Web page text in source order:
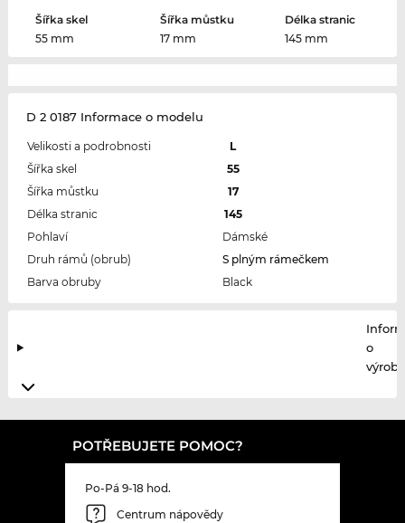
Šířka skel
55 mm
Šířka můstku
17 mm
Délka stranic
145 mm
D 2 0187 Informace o modelu
Velikosti a podrobnosti
L
Šířka skel
55
Šířka můstku
17
Délka stranic
145
Pohlaví
Dámské
Druh rámů (obrub)
S plným rámečkem
Barva obruby
Black
o
POTŘEBUJETE POMOC?
Po-Pá 9-18 hod.
Centrum nápovědy